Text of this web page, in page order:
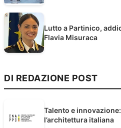
Lutto a Partinico,
Flavia Misuraca
DI REDAZIONE POST
Talento e
l’architettura italiana